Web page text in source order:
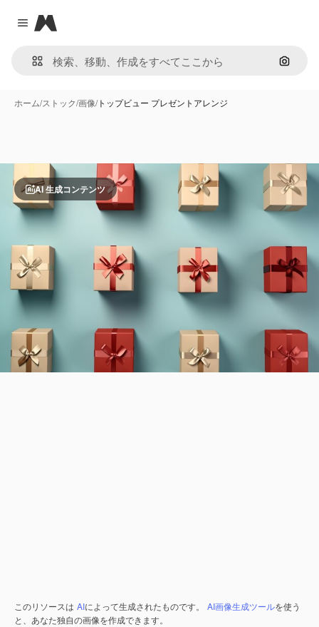
Close menu
Magnific
画像で
ホーム/ストック/画像/トップビュー プレゼントアレンジ
AI 生成コンテンツ
このリソースは AIによって生成されたものです。 AI画像生成ツールを使う
と、あなた独自の画像を作成できます。